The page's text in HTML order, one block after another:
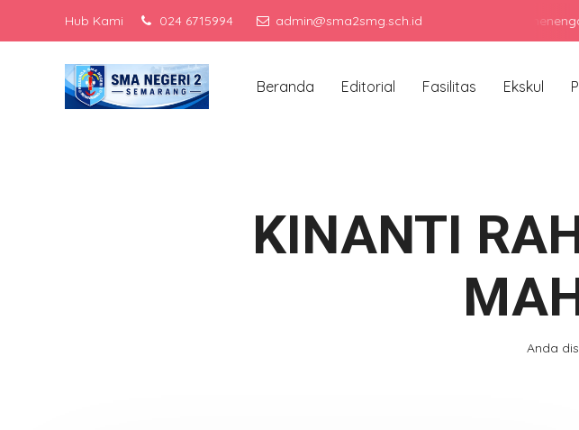
Hub Kami 024 6715994 admin@sma2smg.sch.idMenjadi sekolah menengah
Beranda Editorial Fasilitas Ekskul
KINANTI
Anda